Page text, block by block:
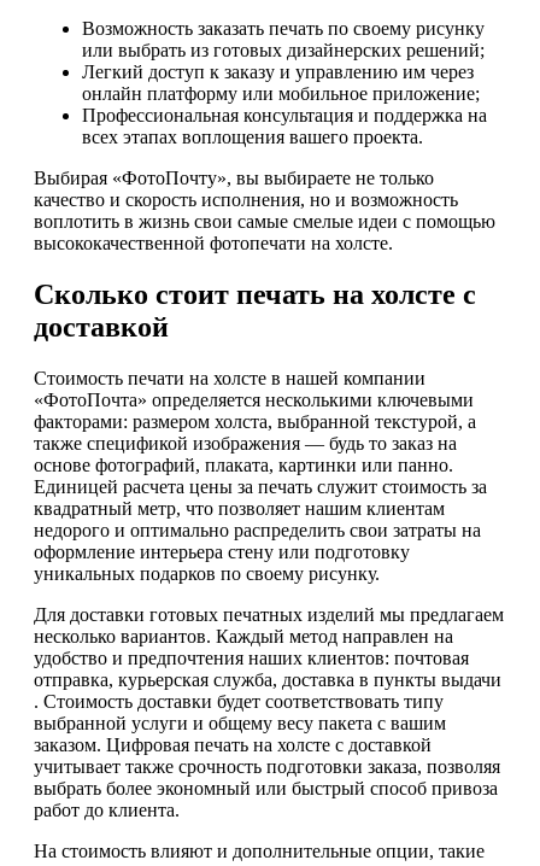
Возможность заказать печать по своему рисунку
или выбрать из готовых дизайнерских решений;
Легкий доступ к заказу и управлению им через
онлайн платформу или мобильное приложение;
Профессиональная консультация и поддержка на
всех этапах воплощения вашего проекта.
Выбирая «ФотоПочту», вы выбираете не только
качество и скорость исполнения, но и возможность
воплотить в жизнь свои самые смелые идеи с помощью
высококачественной фотопечати на холсте.
Сколько стоит печать на холсте с
доставкой
Стоимость печати на холсте в нашей компании
«ФотоПочта» определяется несколькими ключевыми
факторами: размером холста, выбранной текстурой, а
также спецификой изображения — будь то заказ на
основе фотографий, плаката, картинки или панно.
Единицей расчета цены за печать служит стоимость за
квадратный метр, что позволяет нашим клиентам
недорого и оптимально распределить свои затраты на
оформление интерьера стену или подготовку
уникальных подарков по своему рисунку.
Для доставки готовых печатных изделий мы предлагаем
несколько вариантов. Каждый метод направлен на
удобство и предпочтения наших клиентов: почтовая
отправка, курьерская служба, доставка в пункты выдачи
. Стоимость доставки будет соответствовать типу
выбранной услуги и общему весу пакета с вашим
заказом. Цифровая печать на холсте с доставкой
учитывает также срочность подготовки заказа, позволяя
выбрать более экономный или быстрый способ привоза
работ до клиента.
На стоимость влияют и дополнительные опции, такие